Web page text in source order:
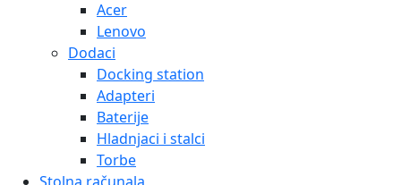
Acer
Lenovo
Dodaci
Docking station
Adapteri
Baterije
Hladnjaci i stalci
Torbe